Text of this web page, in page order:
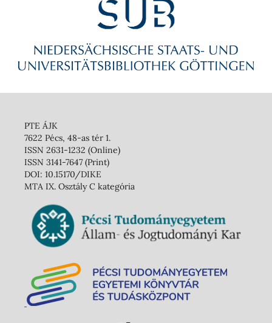
PTE ÁJK
7622 Pécs, 48-as tér 1.
ISSN 2631-1232 (Online)
ISSN 3141-7647 (Print)
DOI: 10.15170/DIKE
MTA IX. Osztály C kategória